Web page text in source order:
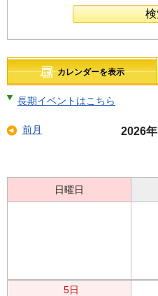
カレンダーを表示
長期イベントはこちら
前月 2026年
日曜日
5日